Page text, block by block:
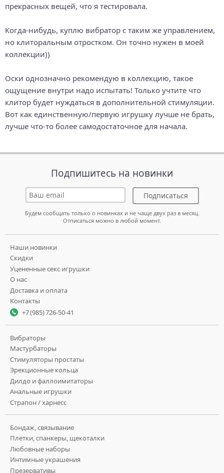
прекрасных вещей, что я тестировала.
Когда-нибудь, куплю вибратор с таким же управлением,
но клиторальным отростком. Он точно нужен в моей
коллекции))
Оски однозначно рекомендую в коллекцию, такое
ощущение внутри надо испытать! Только учтите что
клитор будет нуждаться в дополнительной стимуляции.
Вот как единственную/первую игрушку лучше не брать,
лучше что-то более самодостаточное для начала.
Подпишитесь на новинки
Подписаться
Будем сообщать только о новинках и не чаще двух раз в месяц.
Отписаться можно в любой момент.
Наши новинки
Скидки
Уцененные секс игрушки
О нас
Доставка и оплата
Контакты
+7 (985) 726-50-41
Вибраторы
Мастурбаторы
Стимуляторы простаты
Эрекционные кольца
Дилдо и фаллоимитаторы
Анальные игрушки
Страпон / харнесс
Бондаж, связывание
Плетки, спанкеры, щекоталки
Любовные наборы
Интимные украшения
Презервативы